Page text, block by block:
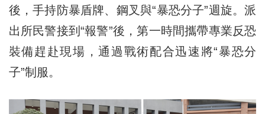
後，手持防暴盾牌、鋼叉與“暴恐分子”週旋。派
出所民警接到“報警”後，第一時間攜帶專業反恐
裝備趕赴現場，通過戰術配合迅速將“暴恐分
子”制服。